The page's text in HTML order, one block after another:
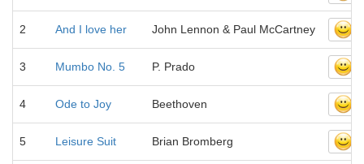
2 And I love her John Lennon & Paul McCartney
3 Mumbo No. 5 P. Prado
4 Ode to Joy Beethoven
5 Leisure Suit Brian Bromberg